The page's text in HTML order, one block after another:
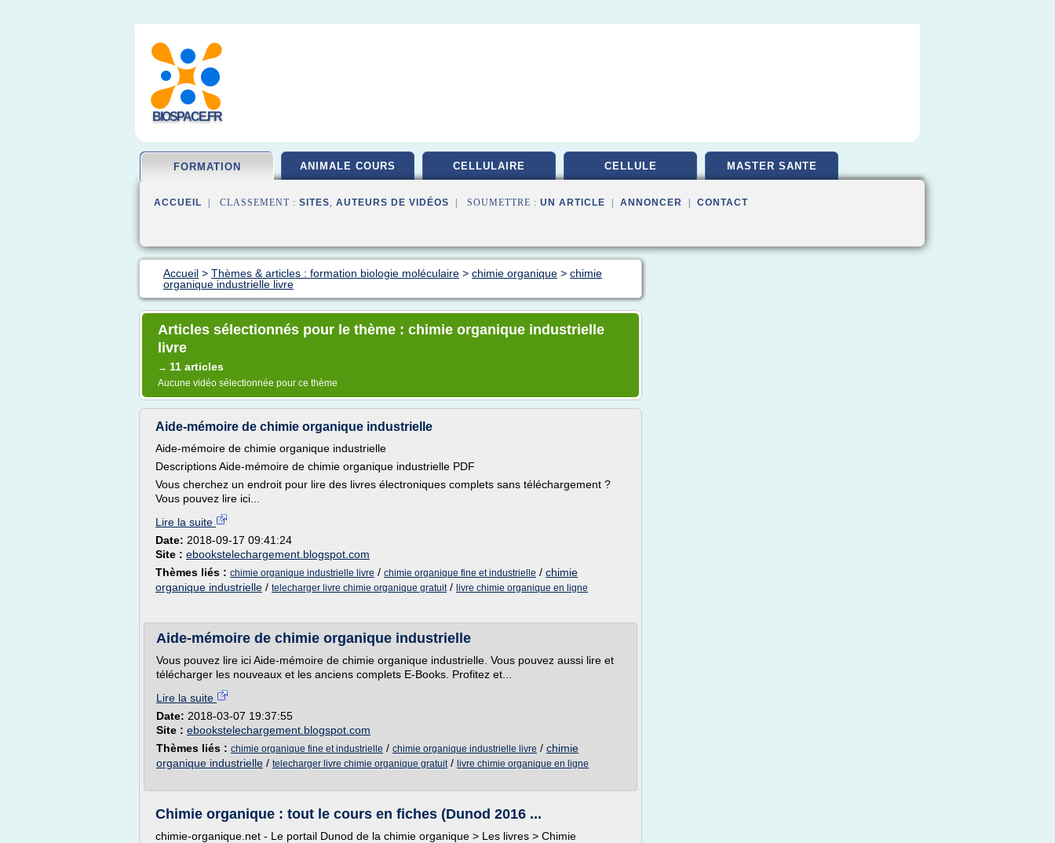
BIOSPACE.FR
FORMATION ANIMALE COURS CELLULAIRE CELLULE MASTER SANTE
ACCUEIL | CLASSEMENT : SITES, AUTEURS DE VIDÉOS | SOUMETTRE : UN ARTICLE ANNONCER CONTACT
Accueil > Thèmes & articles : formation biologie moléculaire > chimie organique > chimie
organique industrielle livre
Articles sélectionnés pour le thème : chimie organique industrielle
livre
→ 11 articles
Aucune vidéo sélectionnée pour ce thème
Aide-mémoire de chimie organique industrielle
Aide-mémoire de chimie organique industrielle
Descriptions Aide-mémoire de chimie organique industrielle PDF
Vous cherchez un endroit pour lire des livres électroniques complets sans téléchargement ?
Vous pouvez lire ici...
Lire la suite
Date: 2018-09-17 09:41:24
Site : ebookstelechargement.blogspot.com
Thèmes liés : chimie organique industrielle livre / chimie organique fine et industrielle / chimie
organique industrielle / telecharger livre chimie organique gratuit/ livre chimie organique en ligne
Aide-mémoire de chimie organique industrielle
Vous pouvez lire ici Aide-mémoire de chimie organique industrielle. Vous pouvez aussi lire et
télécharger les nouveaux et les anciens complets E-Books. Profitez et...
Lire la suite
Date: 2018-03-07 19:37:55
Site : ebookstelechargement.blogspot.com
Thèmes liés : chimie organique fine et industrielle / chimie organique industrielle livre / chimie
organique industrielle / telecharger livre chimie organique gratuit/ livre chimie organique en ligne
Chimie organique : tout le cours en fiches (Dunod 2016 ...
chimie-organique.net - Le portail Dunod de la chimie organique > Les livres > Chimie